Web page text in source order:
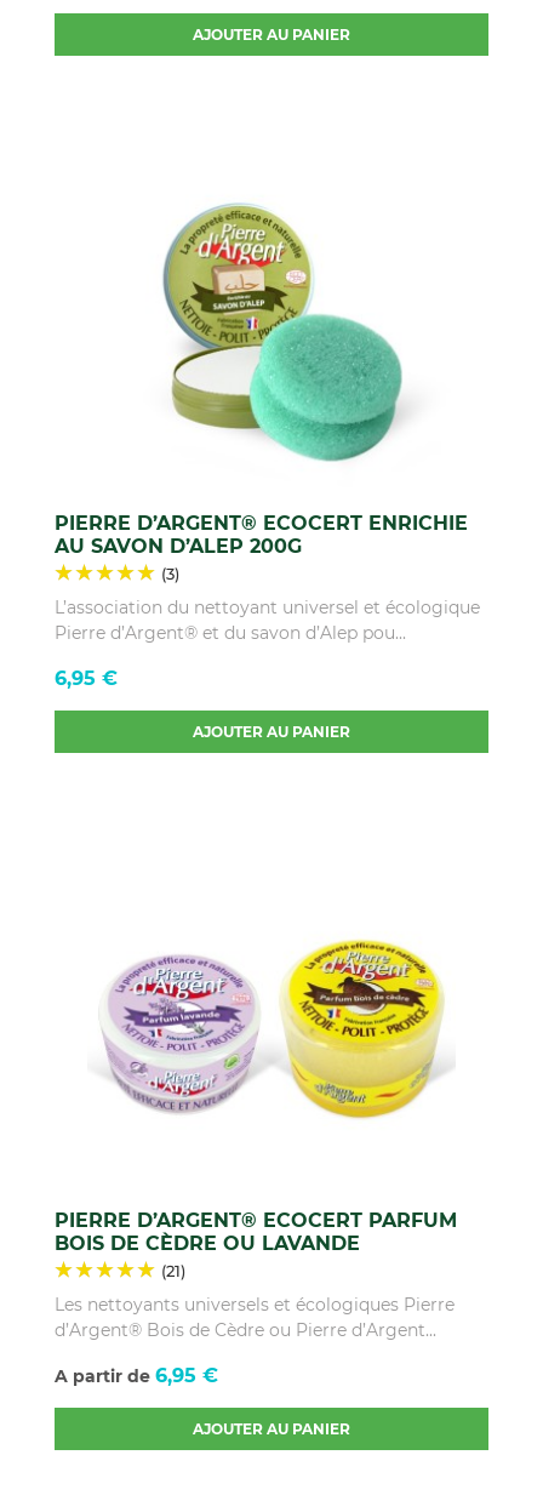
AJOUTER AU PANIER
PIERRE D’ARGENT® ECOCERT ENRICHIE
AU SAVON D’ALEP 200G
(3)
L’association du nettoyant universel et écologique
Pierre d’Argent® et du savon d’Alep pou...
Prix
6,95 €
AJOUTER AU PANIER
PIERRE D’ARGENT® ECOCERT PARFUM
BOIS DE CÈDRE OU LAVANDE
(21)
Les nettoyants universels et écologiques Pierre
d’Argent® Bois de Cèdre ou Pierre d’Argent...
Prix
A partir de 6,95 €
AJOUTER AU PANIER